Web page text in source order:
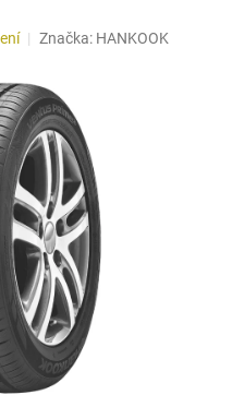
Značka: HANKOOK